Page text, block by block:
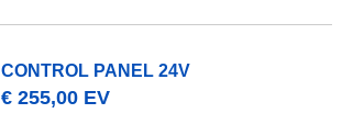
CONTROL PANEL 24V
€ 255,00 EV